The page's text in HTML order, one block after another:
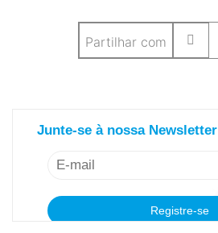
Partilhar com
Junte-se à nossa Newsletter